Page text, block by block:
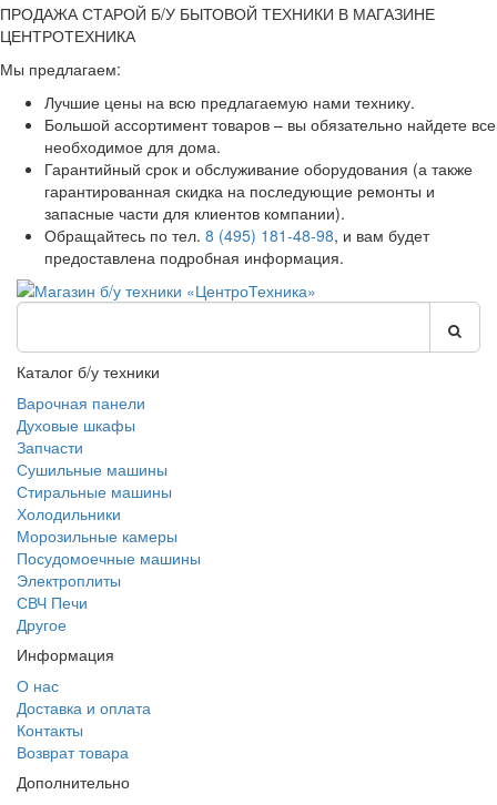
ПРОДАЖА СТАРОЙ Б/У БЫТОВОЙ ТЕХНИКИ В МАГАЗИНЕ
ЦЕНТРОТЕХНИКА
Мы предлагаем:
Лучшие цены на всю предлагаемую нами технику.
Большой ассортимент товаров – вы обязательно найдете все
необходимое для дома.
Гарантийный срок и обслуживание оборудования (а также
гарантированная скидка на последующие ремонты и
запасные части для клиентов компании).
Обращайтесь по тел. 8 (495) 181-48-98, и вам будет
предоставлена подробная информация.
Каталог б/у техники
Варочная панели
Духовые шкафы
Запчасти
Сушильные машины
Стиральные машины
Холодильники
Морозильные камеры
Посудомоечные машины
Электроплиты
СВЧ Печи
Другое
Информация
О нас
Доставка и оплата
Контакты
Возврат товара
Дополнительно